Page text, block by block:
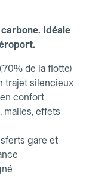
Idéale
de la flotte)
trajet silencieux
confort
malles, effets
gare et